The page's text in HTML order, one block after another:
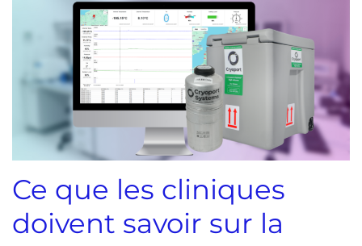
Ce que les cliniques
doivent savoir sur la